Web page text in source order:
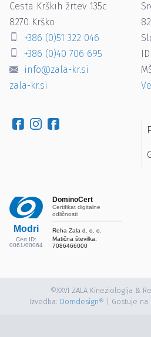
Cesta Krških žrtev 135c
8270 Krško
+386 (0)51 322 046
+386 (0)40 706 695
info@zala-kr.si
zala-kr.si
Modri
Cert ID:
0061/00064
DominoCert
Certifikat digitalne
odličnosti
Reha Zala d. o. o.
Matična številka:
7086466000
©XXVI ZALA Kineziologija &
Izvedba: Domdesign® | Gostuje na